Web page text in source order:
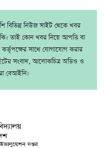
বিভিন্ন নিউজ সাইট থেকে খবর
তাই কোন খবর নিয়ে আপত্তি বা
সাথে যোগাযোগ করার
সংবাদ, আলোকচিত্র অডিও ও
বেআইনি।